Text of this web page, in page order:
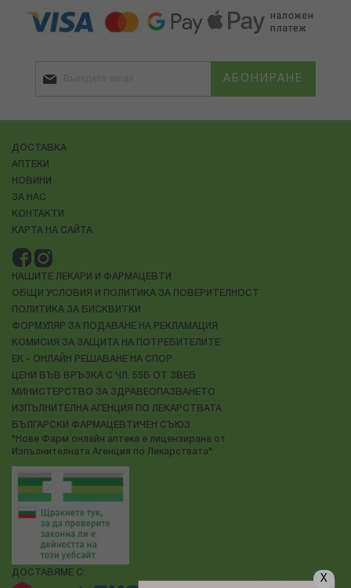
X
АБОНИРАНЕ
ДОСТАВКА
АПТЕКИ
НОВИНИ
ЗА НАС
КОНТАКТИ
КАРТА НА САЙТА
НАШИТЕ ЛЕКАРИ И ФАРМАЦЕВТИ
ОБЩИ УСЛОВИЯ И ПОЛИТИКА ЗА ПОВЕРИТЕЛНОСТ
ПОЛИТИКА ЗА БИСКВИТКИ
ФОРМУЛЯР ЗА ПОДАВАНЕ НА РЕКЛАМАЦИЯ
КОМИСИЯ ЗА ЗАЩИТА НА ПОТРЕБИТЕЛИТЕ
ЕК - ОНЛАЙН РЕШАВАНЕ НА СПОР
ЦЕНИ ВЪВ ВРЪЗКА С ЧЛ. 55Б ОТ ЗВЕБ
МИНИСТЕРСТВО ЗА ЗДРАВЕОПАЗВАНЕТО
ИЗПЪЛНИТЕЛНА АГЕНЦИЯ ПО ЛЕКАРСТВАТА
БЪЛГАРСКИ ФАРМАЦЕВТИЧЕН СЪЮЗ
"Нове Фарм онлайн аптека е лицензирана от
Изпълнителната Агенция по Лекарствата"
ДОСТАВЯМЕ С: